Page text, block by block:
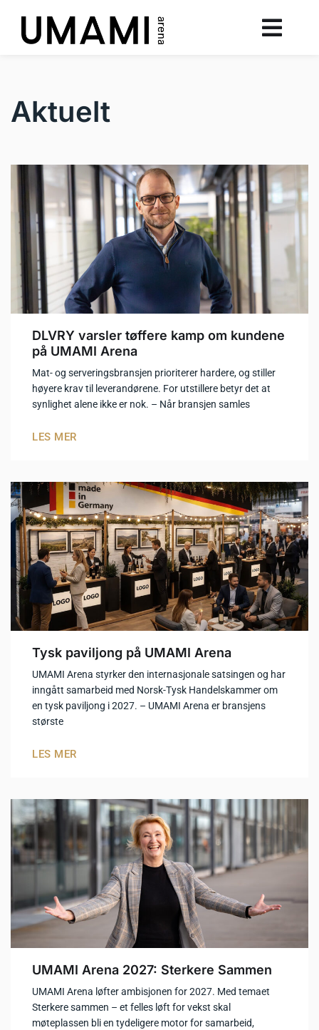
Aktuelt
DLVRY varsler tøffere kamp om kundene
på UMAMI Arena
Mat- og serveringsbransjen prioriterer hardere, og stiller
høyere krav til leverandørene. For utstillere betyr det at
synlighet alene ikke er nok. – Når bransjen samles
LES MER
Tysk paviljong på UMAMI Arena
UMAMI Arena styrker den internasjonale satsingen og har
inngått samarbeid med Norsk-Tysk Handelskammer om
en tysk paviljong i 2027. – UMAMI Arena er bransjens
største
LES MER
UMAMI Arena 2027: Sterkere Sammen
UMAMI Arena løfter ambisjonen for 2027. Med temaet
Sterkere sammen – et felles løft for vekst skal
møteplassen bli en tydeligere motor for samarbeid,